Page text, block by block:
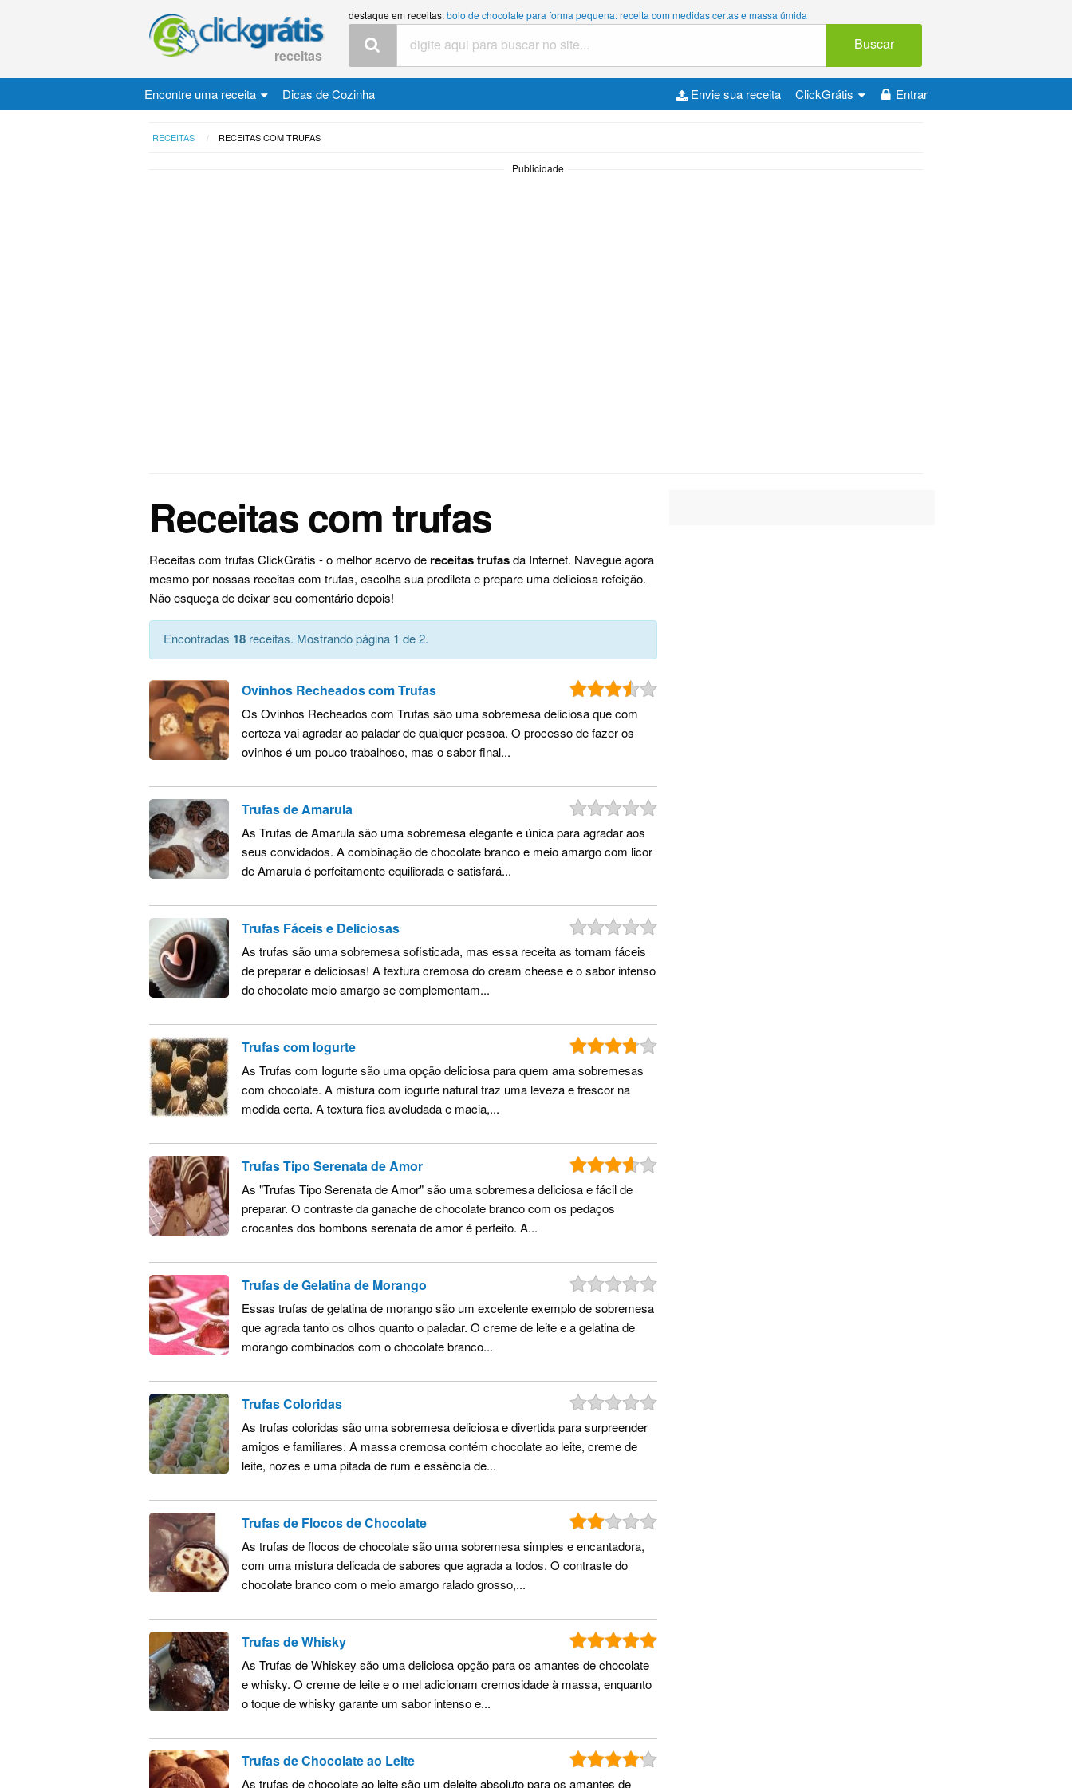
receitas
destaque em receitas:bolo de chocolate para forma pequena: receita com medidas certas e massa úmida
Buscar
Encontre uma receita Dicas de Cozinha Entrar
ClickGrátis
Envie sua receita
RECEITAS RECEITAS COM TRUFAS
Publicidade
Receitas com trufas
Receitas com trufas ClickGrátis - o melhor acervo de receitas trufasda Internet. Navegue agora
mesmo por nossas receitas com trufas, escolha sua predileta e prepare uma deliciosa refeição.
Não esqueça de deixar seu comentário depois!
Encontradas 18 receitas. Mostrando página 1 de 2.
Ovinhos Recheados com Trufas
Os Ovinhos Recheados com Trufas são uma sobremesa deliciosa que com
certeza vai agradar ao paladar de qualquer pessoa. O processo de fazer os
ovinhos é um pouco trabalhoso, mas o sabor final...
Trufas de Amarula
As Trufas de Amarula são uma sobremesa elegante e única para agradar aos
seus convidados. A combinação de chocolate branco e meio amargo com licor
de Amarula é perfeitamente equilibrada e satisfará...
Trufas Fáceis e Deliciosas
As trufas são uma sobremesa sofisticada, mas essa receita as tornam fáceis
de preparar e deliciosas! A textura cremosa do cream cheese e o sabor intenso
do chocolate meio amargo se complementam...
Trufas com Iogurte
As Trufas com Iogurte são uma opção deliciosa para quem ama sobremesas
com chocolate. A mistura com iogurte natural traz uma leveza e frescor na
medida certa. A textura fica aveludada e macia,...
Trufas Tipo Serenata de Amor
As "Trufas Tipo Serenata de Amor" são uma sobremesa deliciosa e fácil de
preparar. O contraste da ganache de chocolate branco com os pedaços
crocantes dos bombons serenata de amor é perfeito. A...
Trufas de Gelatina de Morango
Essas trufas de gelatina de morango são um excelente exemplo de sobremesa
que agrada tanto os olhos quanto o paladar. O creme de leite e a gelatina de
morango combinados com o chocolate branco...
Trufas Coloridas
As trufas coloridas são uma sobremesa deliciosa e divertida para surpreender
amigos e familiares. A massa cremosa contém chocolate ao leite, creme de
leite, nozes e uma pitada de rum e essência de...
Trufas de Flocos de Chocolate
As trufas de flocos de chocolate são uma sobremesa simples e encantadora,
com uma mistura delicada de sabores que agrada a todos. O contraste do
chocolate branco com o meio amargo ralado grosso,...
Trufas de Whisky
As Trufas de Whiskey são uma deliciosa opção para os amantes de chocolate
e whisky. O creme de leite e o mel adicionam cremosidade à massa, enquanto
o toque de whisky garante um sabor intenso e...
Trufas de Chocolate ao Leite
As trufas de chocolate ao leite são um deleite absoluto para os amantes de